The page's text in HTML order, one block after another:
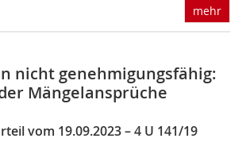
mehr
nicht genehmigungsfähig:
Mängelansprüche
vom 19.09.2023 – 4 U 141/19